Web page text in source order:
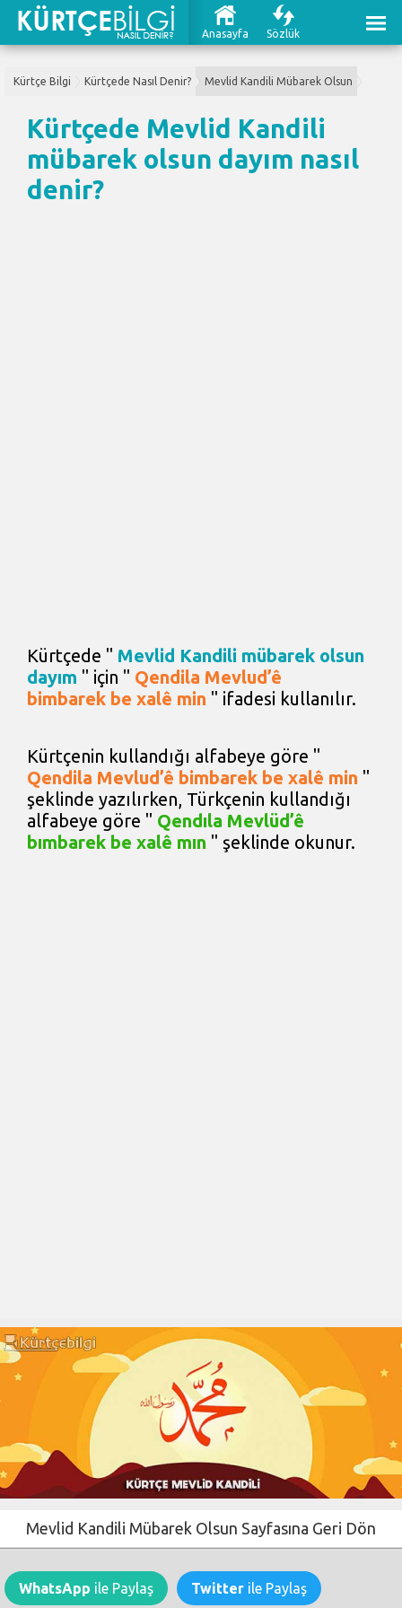
Anasayfa Sözlük
Kürtçe Bilgi Kürtçede Nasıl Denir? Mevlid Kandili Mübarek Olsun
Kürtçede Mevlid Kandili
mübarek olsun dayım nasıl
denir?
Kürtçede " Mevlid Kandili mübarek olsun
dayım " için " Qendila Mevlud’ê
bimbarek be xalê min " ifadesi kullanılır.
Kürtçenin kullandığı alfabeye göre "
Qendila Mevlud’ê bimbarek be xalê min "
şeklinde yazılırken, Türkçenin kullandığı
alfabeye göre " Qendıla Mevlüd’ê
bımbarek be xalê mın " şeklinde okunur.
Mevlid Kandili Mübarek Olsun Sayfasına Geri Dön
WhatsApp ile Paylaş Twitter ile Paylaş